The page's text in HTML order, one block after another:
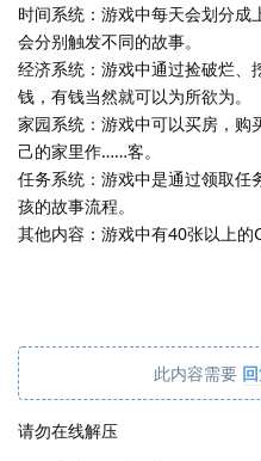
时间系统：游戏中每天会划分成
会分别触发不同的故事。
经济系统：游戏中通过捡破烂、
钱，有钱当然就可以为所欲为。
家园系统：游戏中可以买房，购
己的家里作……客。
任务系统：游戏中是通过领取任
孩的故事流程。
其他内容：游戏中有40张以上
此内容需要
请勿在线解压